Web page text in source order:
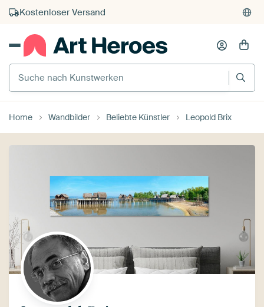
Kostenloser Versand
Kauf auf Rechnung
Individueller Druck auf Bestellung
Suche nach Kunstwerken
Home Wandbilder Beliebte Künstler Leopold Brix